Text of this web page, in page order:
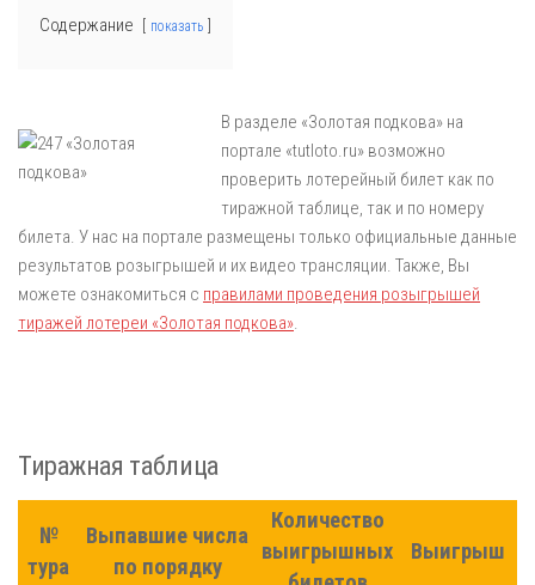
Содержание показать
В разделе «Золотая подкова» на
портале «tutloto.ru» возможно
проверить лотерейный билет как по
тиражной таблице, так и по номеру
билета. У нас на портале размещены только официальные данные
результатов розыгрышей и их видео трансляции. Также, Вы
можете ознакомиться с правилами проведения розыгрышей
тиражей лотереи «Золотая подкова».
Тиражная таблица
№
тура
Выпавшие числа
по порядку
Количество
выигрышных
Выигрыш